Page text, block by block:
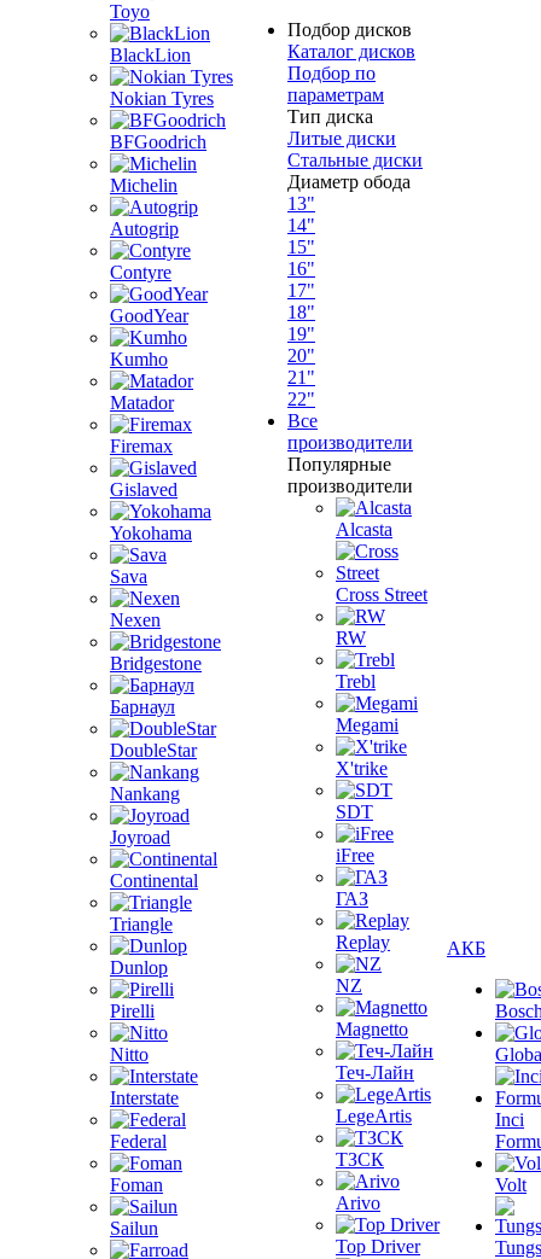
Toyo
BlackLion
Nokian Tyres
BFGoodrich
Michelin
Autogrip
Contyre
GoodYear
Kumho
Matador
Firemax
Gislaved
Yokohama
Sava
Nexen
Bridgestone
Барнаул
DoubleStar
Nankang
Joyroad
Continental
Triangle
Dunlop
Pirelli
Nitto
Interstate
Federal
Foman
Sailun
Подбор дисков
Каталог дисков
Подбор по
параметрам
Тип диска
Литые диски
Стальные диски
Диаметр обода
13"
14"
15"
16"
17"
18"
19"
20"
21"
22"
Все
производители
Популярные
производители
Alcasta
Cross Street
RW
Trebl
Megami
X'trike
SDT
iFree
ГАЗ
Replay
NZ
Magnetto
Теч-Лайн
LegeArtis
ТЗСК
Arivo
Top Driver
АКБ
Inci
Volt